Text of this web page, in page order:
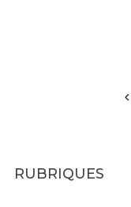
PAGINATION
RUBRIQUES